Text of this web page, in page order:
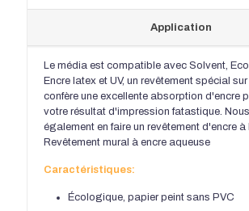
Application
Le média est compatible avec Solvent,
Encre latex et UV, un revêtement spécial
confère une excellente absorption d'encre
votre résultat d'impression fatastique.
également en faire un revêtement d'encre à
Revêtement mural à encre aqueuse
Caractéristiques:
Écologique, papier peint sans PVC